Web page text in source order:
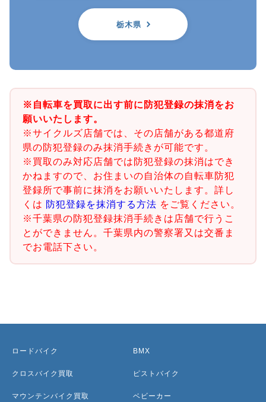
栃木県
※自転車を買取に出す前に防犯登録の抹消をお
願いいたします。
※サイクルズ店舗では、その店舗がある都道府
県の防犯登録のみ抹消手続きが可能です。
※買取のみ対応店舗では防犯登録の抹消はでき
かねますので、お住まいの自治体の自転車防犯
登録所で事前に抹消をお願いいたします。詳し
くは 防犯登録を抹消する方法 をご覧ください。
※千葉県の防犯登録抹消手続きは店舗で行うこ
とができません。千葉県内の警察署又は交番ま
でお電話下さい。
ロードバイク
クロスバイク買取
マウンテンバイク買取
BMX
ピストバイク
ベビーカー